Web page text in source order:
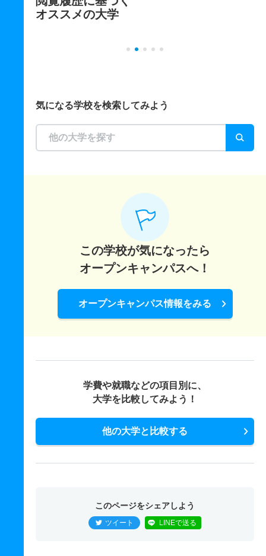
オススメの大学
気になる学校を検索してみよう
この学校が気になったら
オープンキャンパスへ！
オープンキャンパス情報をみる
学費や就職などの項目別に、
大学を比較してみよう！
他の大学と比較する
このページをシェアしよう
ツイート LINEで送る